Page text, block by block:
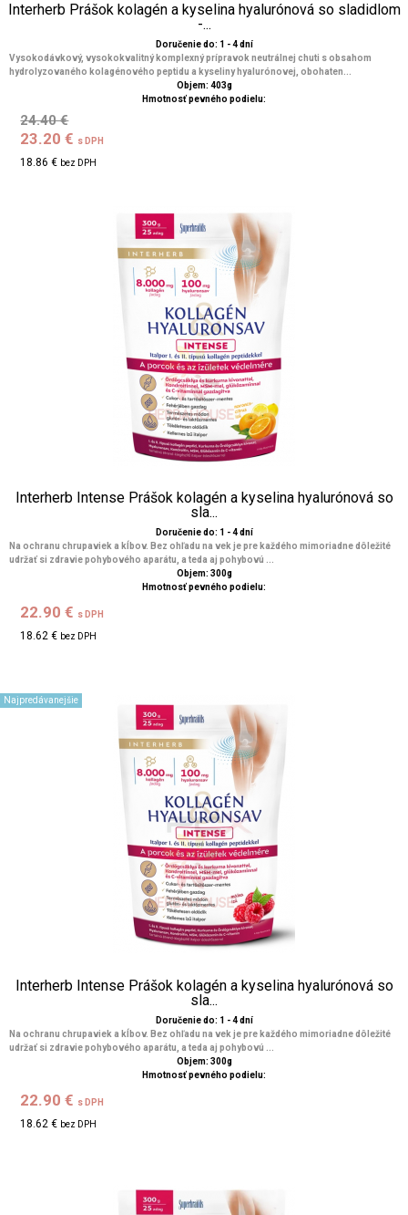
Interherb Prášok kolagén a kyselina hyalurónová so sladidlom
-...
Doručenie do: 1 - 4 dní
Vysokodávkový, vysokokvalitný komplexný prípravok neutrálnej chuti s obsahom
hydrolyzovaného kolagénového peptidu a kyseliny hyalurónovej, obohaten...
Objem: 403g
Hmotnosť pevného podielu:
24.40 €
23.20 € s DPH
18.86 € bez DPH
Interherb Intense Prášok kolagén a kyselina hyalurónová so
sla...
Doručenie do: 1 - 4 dní
Na ochranu chrupaviek a kĺbov. Bez ohľadu na vek je pre každého mimoriadne dôležité
udržať si zdravie pohybového aparátu, a teda aj pohybovú ...
Objem: 300g
Hmotnosť pevného podielu:
22.90 € s DPH
18.62 € bez DPH
Najpredávanejšie
Interherb Intense Prášok kolagén a kyselina hyalurónová so
sla...
Doručenie do: 1 - 4 dní
Na ochranu chrupaviek a kĺbov. Bez ohľadu na vek je pre každého mimoriadne dôležité
udržať si zdravie pohybového aparátu, a teda aj pohybovú ...
Objem: 300g
Hmotnosť pevného podielu:
22.90 € s DPH
18.62 € bez DPH